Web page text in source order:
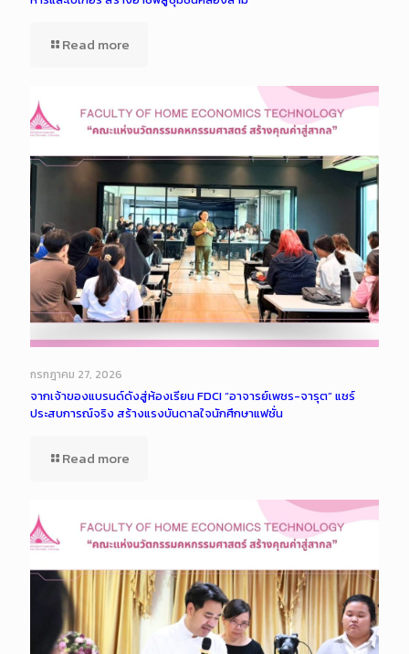
Read more
กรกฎาคม 27, 2026
จากเจ้าของแบรนด์ดังสู่ห้องเรียน FDCI “อาจารย์เพชร-จารุต” แชร์
ประสบการณ์จริง สร้างแรงบันดาลใจนักศึกษาแฟชั่น
Read more